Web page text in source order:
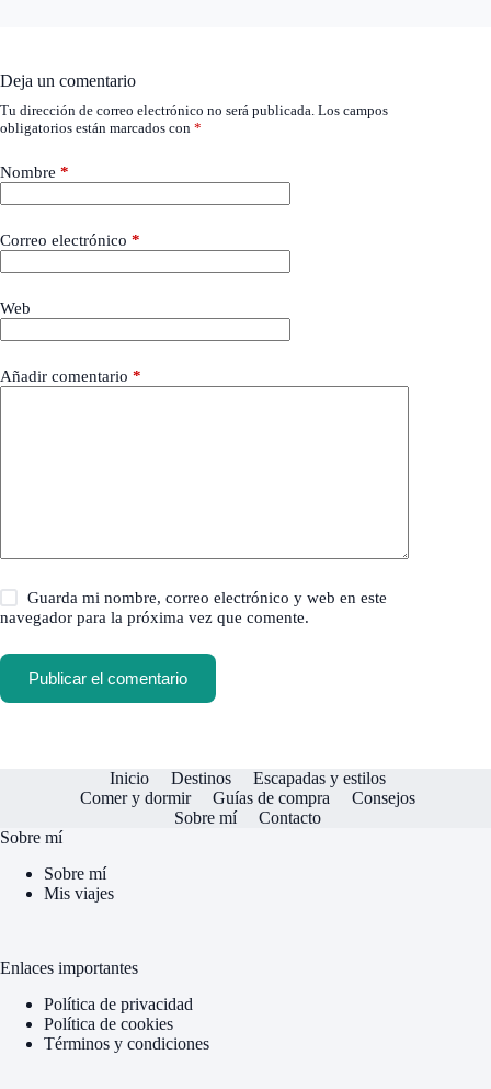
Deja un comentario
Tu dirección de correo electrónico no será publicada. Los campos
obligatorios están marcados con *
Nombre *
Correo electrónico *
Web
Añadir comentario *
Guarda mi nombre, correo electrónico y web en este
navegador para la próxima vez que comente.
Publicar el comentario
Inicio Destinos
Escapadas y estilos
Comer y dormir
Guías de compra
Consejos
Sobre mí
Contacto
Sobre mí
Sobre mí
Mis viajes
Enlaces importantes
Política de privacidad
Política de cookies
Términos y condiciones